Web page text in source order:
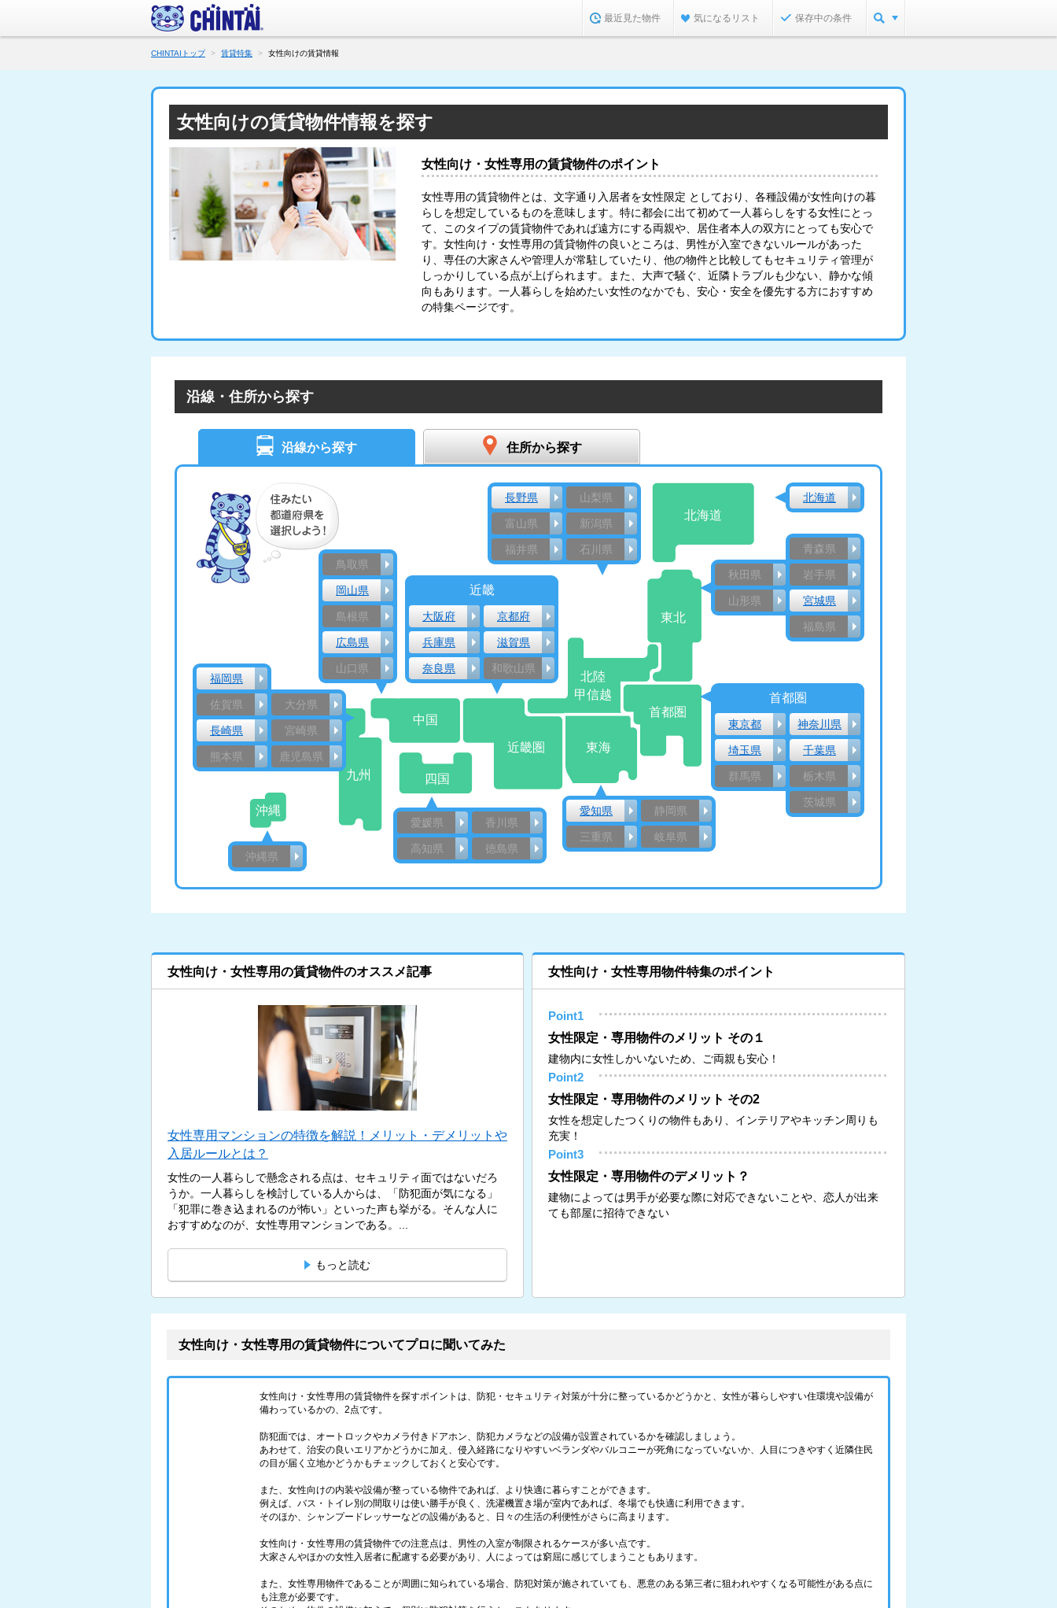
最近見た物件 気になるリスト 保存中の条件
CHINTAIトップ 賃貸特集 女性向けの賃貸情報
女性向けの賃貸物件情報を探す
女性向け・女性専用の賃貸物件のポイント
女性専用の賃貸物件とは、文字通り入居者を女性限定 としており、各種設備が女性向けの暮
らしを想定しているものを意味します。特に都会に出て初めて一人暮らしをする女性にとっ
て、このタイプの賃貸物件であれば遠方にする両親や、居住者本人の双方にとっても安心で
す。女性向け・女性専用の賃貸物件の良いところは、男性が入室できないルールがあった
り、専任の大家さんや管理人が常駐していたり、他の物件と比較してもセキュリティ管理が
しっかりしている点が上げられます。また、大声で騒ぐ、近隣トラブルも少ない、静かな傾
向もあります。一人暮らしを始めたい女性のなかでも、安心・安全を優先する方におすすめ
の特集ページです。
沿線・住所から探す
沿線から探す 住所から探す
北海道
東北
首都圏
北陸
甲信越
東海
近畿圏
中国
四国
九州
沖縄
北海道
青森県
岩手県
宮城県
秋田県
山形県
福島県
首都圏
東京都 神奈川県
埼玉県 千葉県
茨城県
栃木県
群馬県
長野県
富山県
石川県
福井県
新潟県
山梨県
岐阜県
静岡県
三重県
愛知県
近畿
大阪府
兵庫県
京都府
滋賀県
奈良県 和歌山県
鳥取県
島根県
岡山県
広島県
山口県
徳島県
香川県
愛媛県
高知県
福岡県
佐賀県
長崎県
熊本県
大分県
宮崎県
鹿児島県
沖縄県
女性向け・女性専用の賃貸物件のオススメ記事
女性専用マンションの特徴を解説！メリット・デメリットや
入居ルールとは？
女性の一人暮らしで懸念される点は、セキュリティ面ではないだろ
うか。一人暮らしを検討している人からは、「防犯面が気になる」
「犯罪に巻き込まれるのが怖い」といった声も挙がる。そんな人に
おすすめなのが、女性専用マンションである。...
もっと読む
女性向け・女性専用物件特集のポイント
Point1
女性限定・専用物件のメリット その１
建物内に女性しかいないため、ご両親も安心！
Point2
女性限定・専用物件のメリット その2
女性を想定したつくりの物件もあり、インテリアやキッチン周りも
充実！
Point3
女性限定・専用物件のデメリット？
建物によっては男手が必要な際に対応できないことや、恋人が出来
ても部屋に招待できない
女性向け・女性専用の賃貸物件についてプロに聞いてみた
女性向け・女性専用の賃貸物件を探すポイントは、防犯・セキュリティ対策が十分に整っているかどうかと、女性が暮らしやすい住環境や設備が
備わっているかの、2点です。
防犯面では、オートロックやカメラ付きドアホン、防犯カメラなどの設備が設置されているかを確認しましょう。
あわせて、治安の良いエリアかどうかに加え、侵入経路になりやすいベランダやバルコニーが死角になっていないか、人目につきやすく近隣住民
の目が届く立地かどうかもチェックしておくと安心です。
また、女性向けの内装や設備が整っている物件であれば、より快適に暮らすことができます。
例えば、バス・トイレ別の間取りは使い勝手が良く、洗濯機置き場が室内であれば、冬場でも快適に利用できます。
そのほか、シャンプードレッサーなどの設備があると、日々の生活の利便性がさらに高まります。
女性向け・女性専用の賃貸物件での注意点は、男性の入室が制限されるケースが多い点です。
大家さんやほかの女性入居者に配慮する必要があり、人によっては窮屈に感じてしまうこともあります。
また、女性専用物件であることが周囲に知られている場合、防犯対策が施されていても、悪意のある第三者に狙われやすくなる可能性がある点に
も注意が必要です。